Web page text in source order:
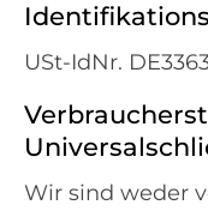
USt-IdNr.
Wir sind weder